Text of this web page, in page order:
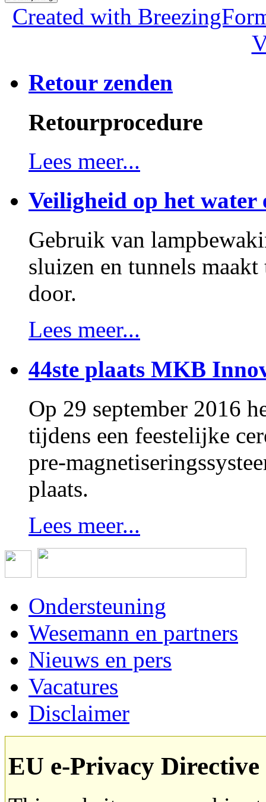
Created with
Retour zenden
Retourprocedure
Lees meer...
Veiligheid op het water
Gebruik van
sluizen en tunnels
door.
Lees meer...
44ste plaats MKB
Op 29 september 2016
tijdens een feestelijke
pre-
plaats.
Lees meer...
Ondersteuning
Wesemann en partners
Nieuws en pers
Vacatures
Disclaimer
EU e-Privacy Directive